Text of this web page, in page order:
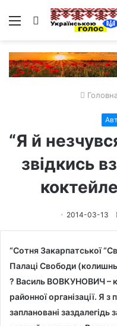
Меню Пошук
“Я й
звідкись
2014-03-13
“Сотня Закарпатської
Палаці Свободи
? Василь ВОВКУНОВИЧ–
районної організації. Я
заплановані